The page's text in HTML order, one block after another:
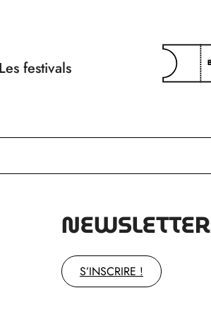
festivals
NEWSLETTER
S’INSCRIRE !